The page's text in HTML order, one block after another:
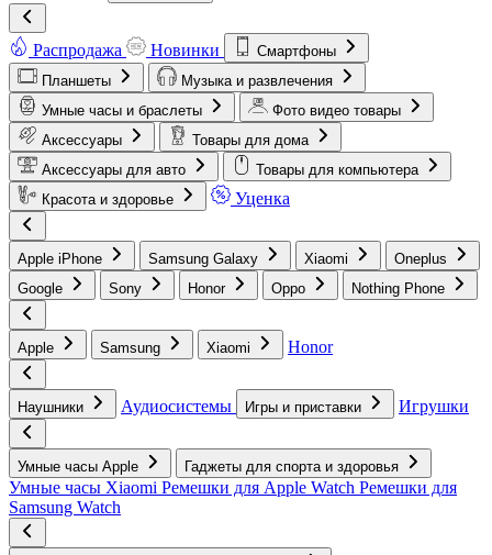
Распродажа Новинки
Смартфоны
Планшеты
Музыка и развлечения
Умные часы и браслеты
Фото видео товары
Аксессуары
Товары для дома
Аксессуары для авто
Товары для компьютера
Красота и здоровье
Уценка
Apple iPhone Samsung Galaxy Xiaomi
Oneplus
Google
Sony Honor Oppo Nothing Phone
Apple Samsung Xiaomi Honor
Наушники Аудиосистемы Игры и приставки Игрушки
Умные часы Apple Гаджеты для спорта и здоровья
Умные часы Xiaomi Ремешки для Apple Watch Ремешки для
Samsung Watch